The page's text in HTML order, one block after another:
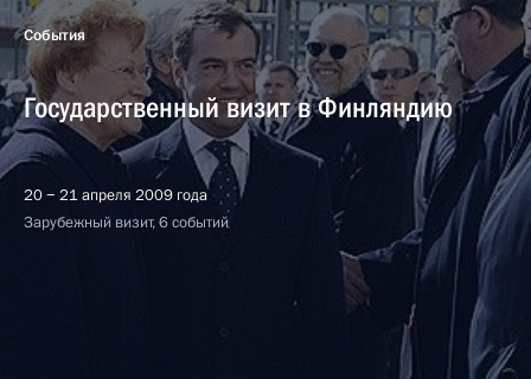
События
Государственный визит в Финляндию
20 − 21 апреля 2009 года
Зарубежный визит, 6 событий